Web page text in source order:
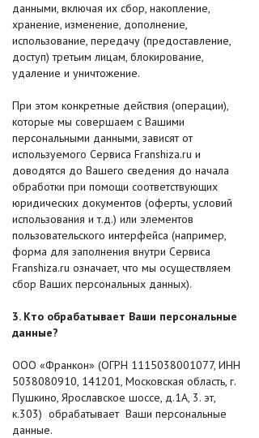
данными, включая их сбор, накопление,
хранение, изменение, дополнение,
использование, передачу (предоставление,
доступ) третьим лицам, блокирование,
удаление и уничтожение.
При этом конкретные действия (операции),
которые мы совершаем с Вашими
персональными данными, зависят от
используемого Сервиса Franshiza.ru и
доводятся до Вашего сведения до начала
обработки при помощи соответствующих
юридических документов (оферты, условий
использования и т.д.) или элементов
пользовательского интерфейса (например,
форма для заполнения внутри Сервиса
Franshiza.ru означает, что мы осуществляем
сбор Ваших персональных данных).
3. Кто обрабатывает Ваши персональные
данные?
ООО «Франкон» (ОГРН 1115038001077, ИНН
5038080910, 141201, Московская область, г.
Пушкино, Ярославское шоссе, д.1А, 3. эт,
к.303) обрабатывает Ваши персональные
данные.